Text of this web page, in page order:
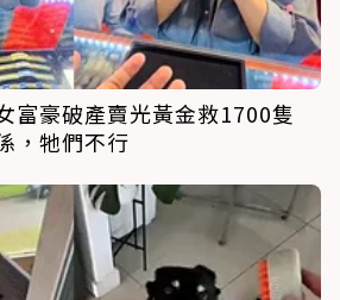
富豪破產賣光黃金救1700隻
，牠們不行